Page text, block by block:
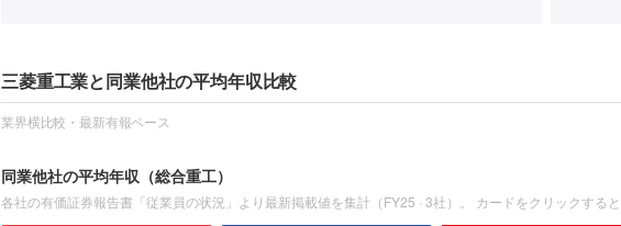
三菱重工業と同業他社の平均年収比較
業界横比較・最新有報ベース
同業他社の平均年収 （総合重工）
各社の有価証券報告書「従業員の状況」より最新掲載値を集計（FY25 · 3社）。 カードをクリックする